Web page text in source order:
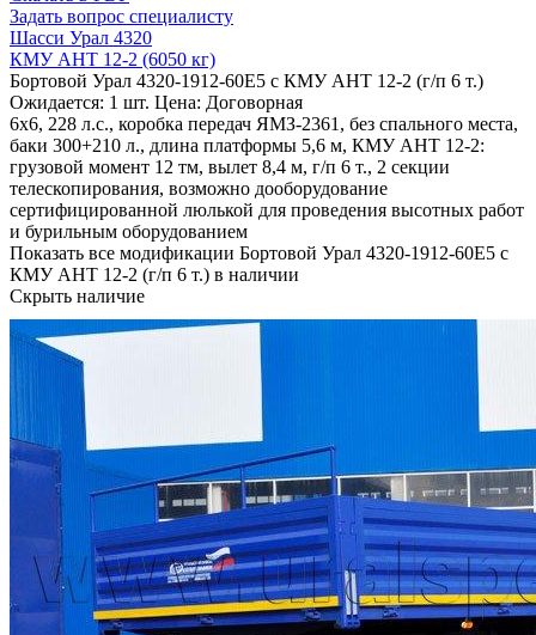
Задать вопрос специалисту
Шасси Урал 4320
КМУ АНТ 12-2 (6050 кг)
Бортовой Урал 4320-1912-60Е5 с КМУ АНТ 12-2 (г/п 6 т.)
Ожидается: 1 шт. Цена: Договорная
6х6, 228 л.с., коробка передач ЯМЗ-2361, без спального места,
баки 300+210 л., длина платформы 5,6 м, КМУ АНТ 12-2:
грузовой момент 12 тм, вылет 8,4 м, г/п 6 т., 2 секции
телескопирования, возможно дооборудование
сертифицированной люлькой для проведения высотных работ
и бурильным оборудованием
Показать все модификации Бортовой Урал 4320-1912-60Е5 с
КМУ АНТ 12-2 (г/п 6 т.) в наличии
Скрыть наличие